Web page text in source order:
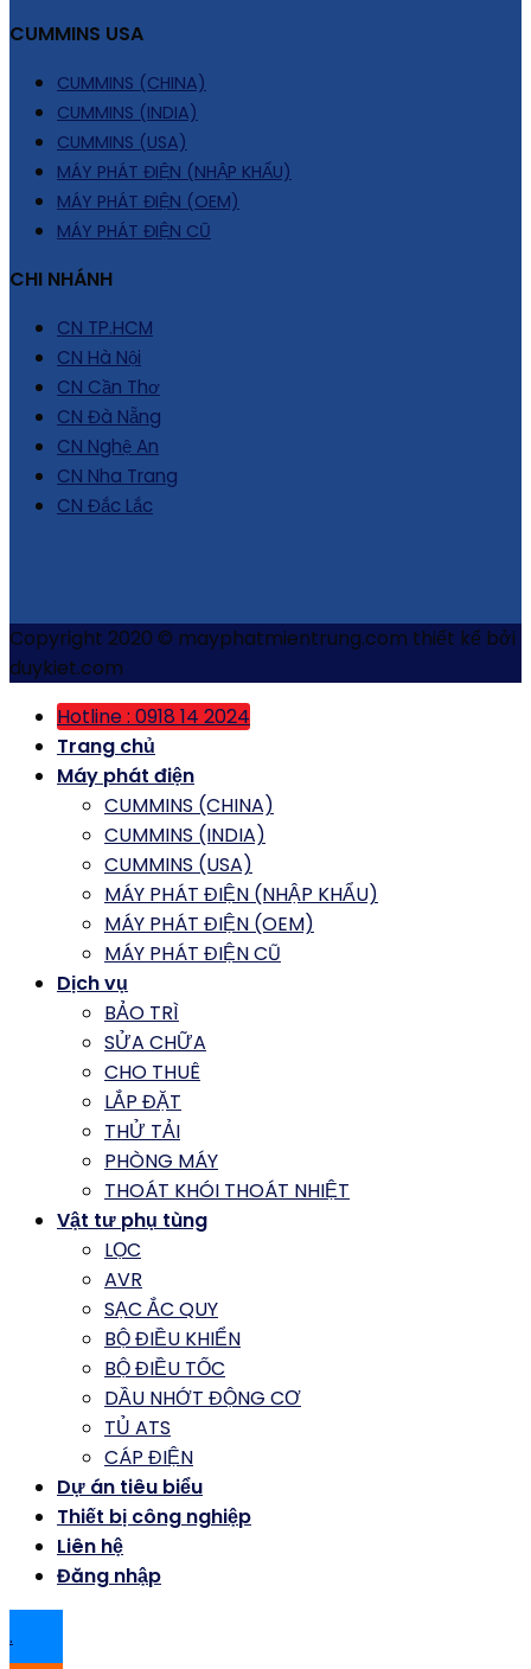
CUMMINS USA
CUMMINS (CHINA)
CUMMINS (INDIA)
CUMMINS (USA)
MÁY PHÁT ĐIỆN (NHẬP KHẨU)
MÁY PHÁT ĐIỆN (OEM)
MÁY PHÁT ĐIỆN CŨ
CHI NHÁNH
CN TP.HCM
CN Hà Nội
CN Cần Thơ
CN Đà Nẵng
CN Nghệ An
CN Nha Trang
CN Đắc Lắc
Copyright 2020 © mayphatmientrung.com thiết kế bởi
duykiet.com
Hotline : 0918 14 2024
Trang chủ
Máy phát điện
CUMMINS (CHINA)
CUMMINS (INDIA)
CUMMINS (USA)
MÁY PHÁT ĐIỆN (NHẬP KHẨU)
MÁY PHÁT ĐIỆN (OEM)
MÁY PHÁT ĐIỆN CŨ
Dịch vụ
BẢO TRÌ
SỬA CHỮA
CHO THUÊ
LẮP ĐẶT
THỬ TẢI
PHÒNG MÁY
THOÁT KHÓI THOÁT NHIỆT
Vật tư phụ tùng
LỌC
AVR
SẠC ẮC QUY
BỘ ĐIỀU KHIỂN
BỘ ĐIỀU TỐC
DẦU NHỚT ĐỘNG CƠ
TỦ ATS
CÁP ĐIỆN
Dự án tiêu biểu
Thiết bị công nghiệp
Liên hệ
Đăng nhập
.